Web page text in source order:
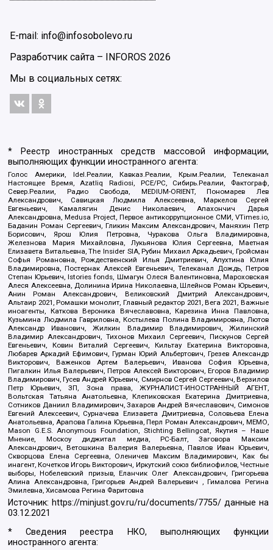
E-mail: info@infosobolevo.ru
Разработчик сайта – INFOROS 2026
Мы в социальных сетях:
* Реестр иностранных средств массовой информации,
выполняющих функции иностранного агента:
Голос Америки, Idel.Реалии, Кавказ.Реалии, Крым.Реалии, Телеканал
Настоящее Время, Azatliq Radiosi, PCE/PC, Сибирь.Реалии, Фактограф,
Север.Реалии, Радио Свобода, MEDIUM-ORIENT, Пономарев Лев
Александрович, Савицкая Людмила Алексеевна, Маркелов Сергей
Евгеньевич, Камалягин Денис Николаевич, Апахончич Дарья
Александровна, Medusa Project, Первое антикоррупционное СМИ, VTimes.io,
Баданин Роман Сергеевич, Гликин Максим Александрович, Маняхин Петр
Борисович, Ярош Юлия Петровна, Чуракова Ольга Владимировна,
Железнова Мария Михайловна, Лукьянова Юлия Сергеевна, Маетная
Елизавета Витальевна, The Insider SIA, Рубин Михаил Аркадьевич, Гройсман
Софья Романовна, Рождественский Илья Дмитриевич, Апухтина Юлия
Владимировна, Постернак Алексей Евгеньевич, Телеканал Дождь, Петров
Степан Юрьевич, Istories fonds, Шмагун Олеся Валентиновна, Мароховская
Алеся Алексеевна, Долинина Ирина Николаевна, Шлейнов Роман Юрьевич,
Анин Роман Александрович, Великовский Дмитрий Александрович,
Альтаир 2021, Ромашки монолит, Главный редактор 2021, Вега 2021, Важные
иноагенты, Каткова Вероника Вячеславовна, Карезина Инна Павловна,
Кузьмина Людмила Гавриловна, Костылева Полина Владимировна, Лютов
Александр Иванович, Жилкин Владимир Владимирович, Жилинский
Владимир Александрович, Тихонов Михаил Сергеевич, Пискунов Сергей
Евгеньевич, Ковин Виталий Сергеевич, Кильтау Екатерина Викторовна,
Любарев Аркадий Ефимович, Гурман Юрий Альбертович, Грезев Александр
Викторович, Важенков Артем Валерьевич, Иванова София Юрьевна,
Пигалкин Илья Валерьевич, Петров Алексей Викторович, Егоров Владимир
Владимирович, Гусев Андрей Юрьевич, Смирнов Сергей Сергеевич, Верзилов
Петр Юрьевич, ЗП, Зона права, ЖУРНАЛИСТ-ИНОСТРАННЫЙ АГЕНТ,
Вольтская Татьяна Анатольевна, Клепиковская Екатерина Дмитриевна,
Сотников Даниил Владимирович, Захаров Андрей Вячеславович, Симонов
Евгений Алексеевич, Сурначева Елизавета Дмитриевна, Соловьева Елена
Анатольевна, Арапова Галина Юрьевна, Перл Роман Александрович, МЕМО,
Mason G.E.S. Anonymous Foundation, Stichting Bellingcat, Якутия – Наше
Мнение, Москоу диджитал медиа, РС-Балт, Заговора Максим
Александрович, Ветошкина Валерия Валерьевна, Павлов Иван Юрьевич,
Скворцова Елена Сергеевна, Оленичев Максим Владимирович, Как бы
инагент, Кочетков Игорь Викторович, Иркутский союз библиофилов, Честные
выборы, Нобелевский призыв, Еланчик Олег Александрович, Григорьева
Алина Александровна, Григорьев Андрей Валерьевич , Гималова Регина
Эмилевна, Хисамова Регина Фаритовна
Источник: https://minjust.gov.ru/ru/documents/7755/ данные на
03.12.2021
* Сведения реестра НКО, выполняющих функции
иностранного агента: